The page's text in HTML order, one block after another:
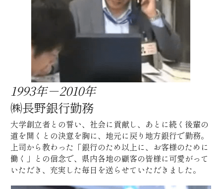
1993年－2010年
㈱長野銀行勤務
大学創立者との誓い、社会に貢献し、あとに続く後輩の
道を開くとの決意を胸に、地元に戻り地方銀行で勤務。
上司から教わった「銀行のため以上に、お客様のために
働く」との信念で、県内各地の顧客の皆様に可愛がって
いただき、充実した毎日を送らせていただきました。